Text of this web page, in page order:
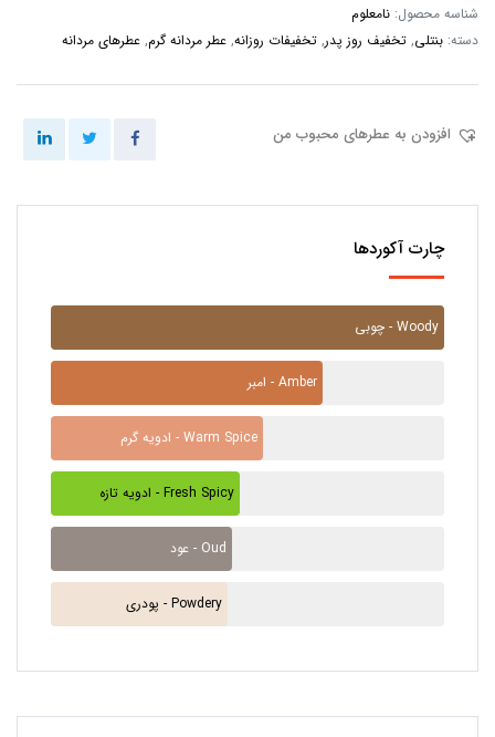
شناسه محصول: نامعلوم
دسته: بنتلی, تخفیف روز پدر, تخفیفات روزانه, عطر مردانه گرم, عطرهای مردانه
افزودن به عطرهای محبوب من
چارت آکوردها
چوبی - Woody
امبر - Amber
ادویه گرم - Warm Spice
ادویه تازه - Fresh Spicy
عود - Oud
پودری - Powdery